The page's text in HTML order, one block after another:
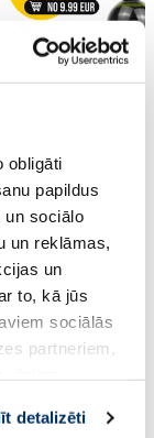
obligāti
papildus
sociālo
un reklāmas,
un
to, kā jūs
sociālās
partneriem,
detalizēti
Uztura bagātinātājs
HO-FI Original
29.49 €